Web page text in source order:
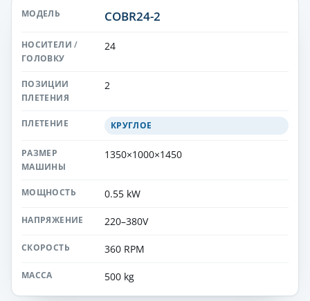
COBR24-2
24
2
КРУГЛОЕ
1350×1000×1450
0.55 kW
220–380V
360 RPM
500 kg